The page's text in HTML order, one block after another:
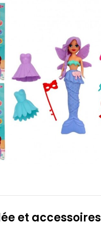
et accessoires